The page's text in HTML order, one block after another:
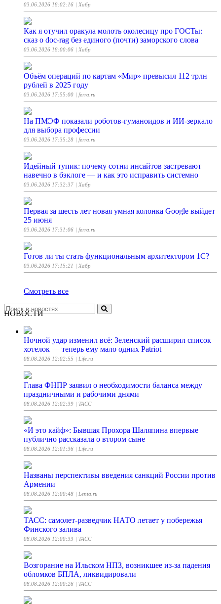
03.06.2026 18:02:16 | Хабр
Как я отучил оракула молоть околесицу про ГОСТы:
сказ о doc-rag без единого (почти) заморского слова
03.06.2026 18:00:06 | Хабр
Объём операций по картам «Мир» превысил 112 трлн
рублей в 2025 году
03.06.2026 17:55:00 | ferra.ru
На ПМЭФ показали роботов-гуманоидов и ИИ-зеркало
для выбора профессии
03.06.2026 17:35:28 | ferra.ru
Идейный тупик: почему сотни инсайтов застревают
навечно в бэклоге — и как это исправить системно
03.06.2026 17:32:37 | Хабр
Первая за шесть лет новая умная колонка Google выйдет
25 июня
03.06.2026 17:31:06 | ferra.ru
Готов ли ты стать функциональным архитектором 1С?
03.06.2026 17:15:21 | Хабр
Смотреть все
НОВОСТИ
Ночной удар изменил всё: Зеленский расширил список
хотелок — теперь ему мало одних Patriot
08.08.2026 12:02:55 | Life.ru
Глава ФНПР заявил о необходимости баланса между
праздничными и рабочими днями
08.08.2026 12:02:39 | ТАСС
«И это кайф»: Бывшая Прохора Шаляпина впервые
публично рассказала о втором сыне
08.08.2026 12:01:36 | Life.ru
Названы перспективы введения санкций России против
Армении
08.08.2026 12:00:48 | Lenta.ru
ТАСС: самолет-разведчик НАТО летает у побережья
Финского залива
08.08.2026 12:00:33 | ТАСС
Возгорание на Ильском НПЗ, возникшее из-за падения
обломков БПЛА, ликвидировали
08.08.2026 12:00:26 | ТАСС